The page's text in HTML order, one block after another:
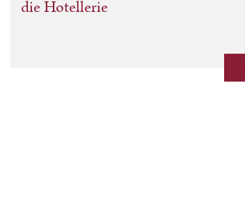
die Hotellerie